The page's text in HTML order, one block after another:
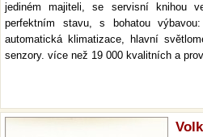
jediném majiteli, se servisní knihou
perfektním stavu, s bohatou
automatická klimatizace, hlavní
senzory. více než 19 000 kvalitních a